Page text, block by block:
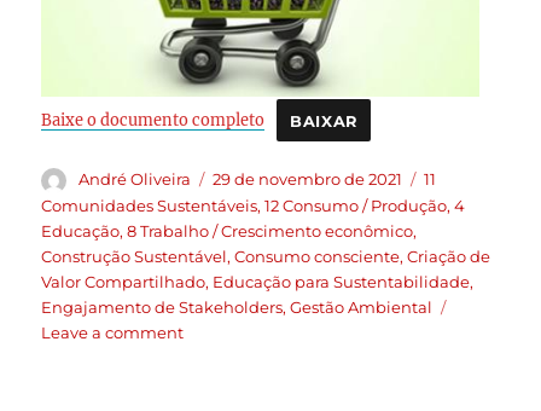
Baixe o documento completo BAIXAR
André Oliveira 29 de novembro de 2021
11
Comunidades Sustentáveis,12 Consumo / Produção,4
Educação,8 Trabalho / Crescimento econômico,
Construção Sustentável,Consumo consciente,Criação de
Valor Compartilhado, Educação para Sustentabilidade,
Engajamento de Stakeholders,Gestão Ambiental
Leave a comment